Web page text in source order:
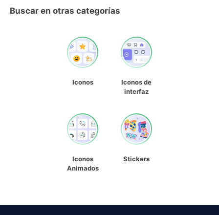
Buscar en otras categorías
Iconos
Iconos de
interfaz
Iconos
Animados
Stickers